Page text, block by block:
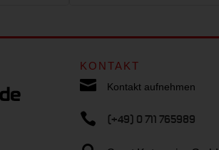
KONTAKT
 Kontakt aufnehmen
 (+49) 0 711 765989